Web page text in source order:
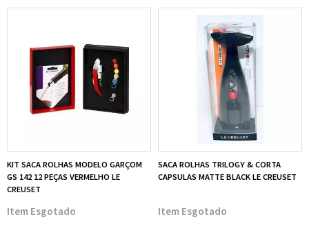
KIT SACA ROLHAS MODELO GARÇOM
GS 142 12 PEÇAS VERMELHO LE
CREUSET
Esgotado
SACA ROLHAS TRILOGY & CORTA
CAPSULAS MATTE BLACK LE CREUSET
Esgotado